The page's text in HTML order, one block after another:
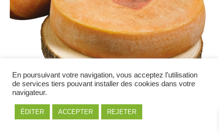
En poursuivant votre navigation, vous acceptez l'utilisation
de services tiers pouvant installer des cookies dans votre
navigateur.
ÉDITER ACCEPTER REJETER